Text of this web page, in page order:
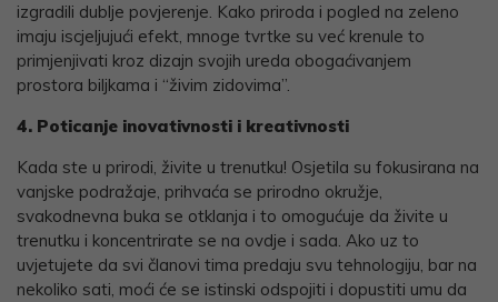
izgradili dublje povjerenje. Kako priroda i pogled na zeleno
imaju iscjeljujući efekt, mnoge tvrtke su već krenule to
primjenjivati kroz dizajn svojih ureda obogaćivanjem
prostora biljkama i “živim zidovima”.
4. Poticanje inovativnosti i kreativnosti
Kada ste u prirodi, živite u trenutku! Osjetila su fokusirana na
vanjske podražaje, prihvaća se prirodno okružje,
svakodnevna buka se otklanja i to omogućuje da živite u
trenutku i koncentrirate se na ovdje i sada. Ako uz to
uvjetujete da svi članovi tima predaju svu tehnologiju, bar na
nekoliko sati, moći će se istinski odspojiti i dopustiti umu da